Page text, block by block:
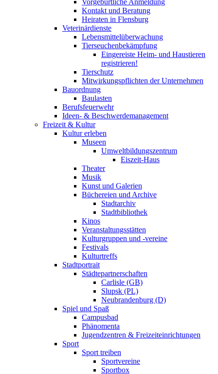
Vorgeburtliche Anmeldung
Kontakt und Beratung
Heiraten in Flensburg
Veterinärdienste
Lebensmittelüberwachung
Tierseuchenbekämpfung
Eingereiste Heim- und Haustieren
registrieren!
Tierschutz
Mitwirkungspflichten der Unternehmen
Bauordnung
Baulasten
Berufsfeuerwehr
Ideen- & Beschwerdemanagement
Freizeit & Kultur
Kultur erleben
Museen
Umweltbildungszentrum
Eiszeit-Haus
Theater
Musik
Kunst und Galerien
Büchereien und Archive
Stadtarchiv
Stadtbibliothek
Kinos
Veranstaltungsstätten
Kulturgruppen und -vereine
Festivals
Kulturtreffs
Stadtportrait
Städtepartnerschaften
Carlisle (GB)
Slupsk (PL)
Neubrandenburg (D)
Spiel und Spaß
Campusbad
Phänomenta
Jugendzentren & Freizeiteinrichtungen
Sport
Sport treiben
Sportvereine
Sportbox